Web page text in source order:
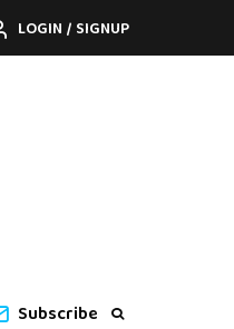
LOGIN / SIGNUP
Subscribe